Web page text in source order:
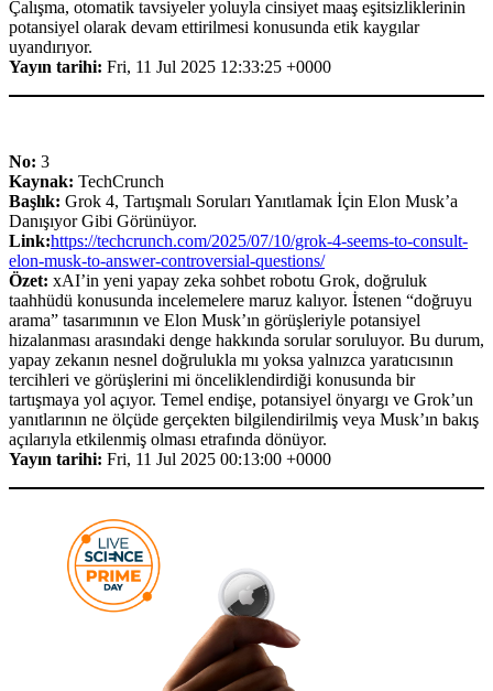
Çalışma, otomatik tavsiyeler yoluyla cinsiyet maaş eşitsizliklerinin
potansiyel olarak devam ettirilmesi konusunda etik kaygılar
uyandırıyor.
Yayın tarihi: Fri, 11 Jul 2025 12:33:25 +0000
No: 3
Kaynak: TechCrunch
Başlık: Grok 4, Tartışmalı Soruları Yanıtlamak İçin Elon Musk’a
Danışıyor Gibi Görünüyor.
Link:https://techcrunch.com/2025/07/10/grok-4-seems-to-consult-
elon-musk-to-answer-controversial-questions/
Özet: xAI’in yeni yapay zeka sohbet robotu Grok, doğruluk
taahhüdü konusunda incelemelere maruz kalıyor. İstenen “doğruyu
arama” tasarımının ve Elon Musk’ın görüşleriyle potansiyel
hizalanması arasındaki denge hakkında sorular soruluyor. Bu durum,
yapay zekanın nesnel doğrulukla mı yoksa yalnızca yaratıcısının
tercihleri ve görüşlerini mi önceliklendirdiği konusunda bir
tartışmaya yol açıyor. Temel endişe, potansiyel önyargı ve Grok’un
yanıtlarının ne ölçüde gerçekten bilgilendirilmiş veya Musk’ın bakış
açılarıyla etkilenmiş olması etrafında dönüyor.
Yayın tarihi: Fri, 11 Jul 2025 00:13:00 +0000